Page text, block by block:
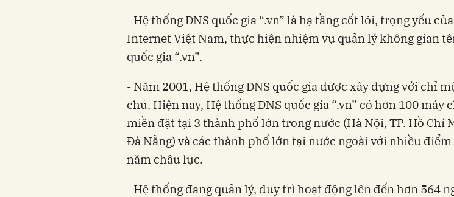
- Hệ thống DNS quốc gia “.vn” là hạ tầng cốt lõi, trọng yếu của
Internet Việt Nam, thực hiện nhiệm vụ quản lý không gian
quốc gia “.vn”.
- Năm 2001, Hệ thống DNS quốc gia được xây dựng với chỉ
chủ. Hiện nay, Hệ thống DNS quốc gia “.vn” có hơn 100 máy
miền đặt tại 3 thành phố lớn trong nước (Hà Nội, TP. Hồ Chí
Đà Nẵng) và các thành phố lớn tại nước ngoài với nhiều điểm
năm châu lục.
- Hệ thống đang quản lý, duy trì hoạt động lên đến hơn 564